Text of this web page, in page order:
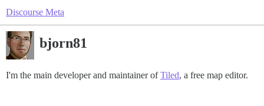
Discourse Meta
bjorn81
I'm the main developer and maintainer ofTiled, a free map editor.